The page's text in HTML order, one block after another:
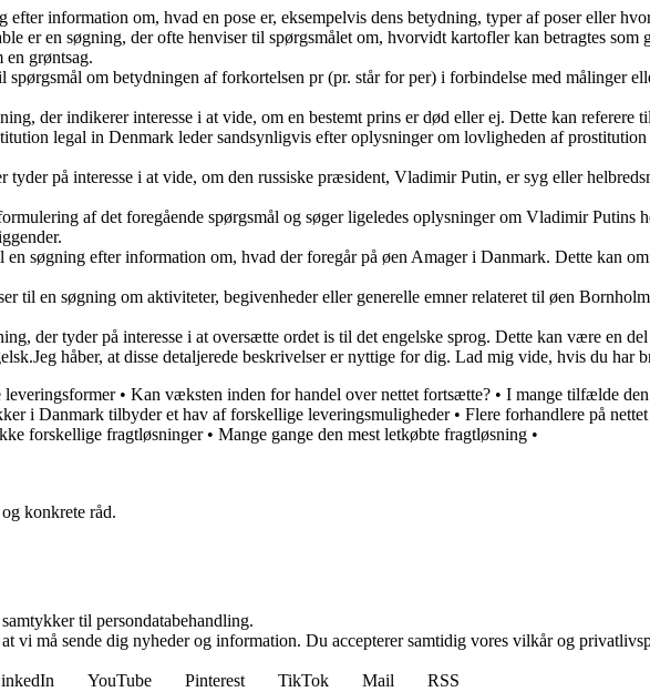
efter information om, hvad en pose er, eksempelvis dens betydning, typer af poser eller
er en søgning, der ofte henviser til spørgsmålet om, hvorvidt kartofler kan betragtes
en grøntsag.
spørgsmål om betydningen af forkortelsen pr (pr. står for per) i forbindelse med målinger
der indikerer interesse i at vide, om en bestemt prins er død eller ej. Dette kan
legal in Denmark leder sandsynligvis efter oplysninger om lovligheden af
på interesse i at vide, om den russiske præsident, Vladimir Putin, er syg eller
af det foregående spørgsmål og søger ligeledes oplysninger om Vladimir
søgning efter information om, hvad der foregår på øen Amager i Danmark. Dette kan
til en søgning om aktiviteter, begivenheder eller generelle emner relateret til øen
der tyder på interesse i at oversætte ordet is til det engelske sprog. Dette kan være en
håber, at disse detaljerede beskrivelser er nyttige for dig. Lad mig vide, hvis du har
leveringsformer• Kan væksten inden for handel over nettet fortsætte? • I mange tilfælde
i Danmark tilbyder et hav af forskellige leveringsmuligheder• Flere forhandlere på
forskellige fragtløsninger• Mange gange den mest letkøbte fragtløsning •
konkrete råd.
til persondatabehandling.
vi må sende dig nyheder og information. Du accepterer samtidig vores vilkår og
YouTube Pinterest TikTok Mail RSS